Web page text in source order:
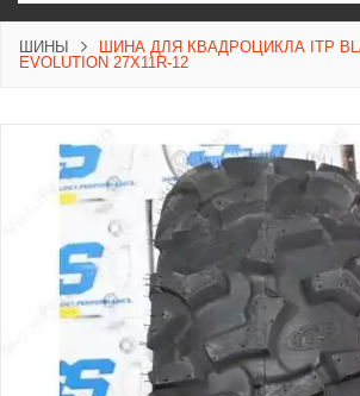
ШИНЫ
ШИНА ДЛЯ КВАДРОЦИКЛА ITP
EVOLUTION 27X11R-12